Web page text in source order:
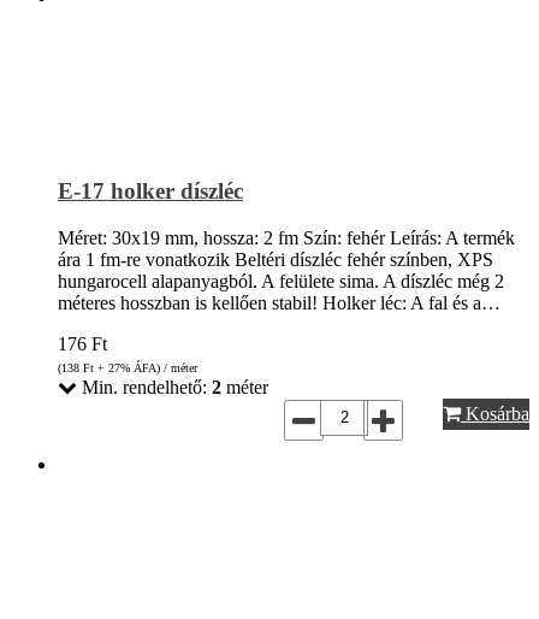
E-17 holker díszléc
Méret: 30x19 mm, hossza: 2 fm Szín: fehér Leírás: A termék
ára 1 fm-re vonatkozik Beltéri díszléc fehér színben, XPS
hungarocell alapanyagból. A felülete sima. A díszléc még 2
méteres hosszban is kellően stabil! Holker léc: A fal és a…
176 Ft
(138 Ft + 27% ÁFA) / méter
Min. rendelhető: 2 méter
Kosárba